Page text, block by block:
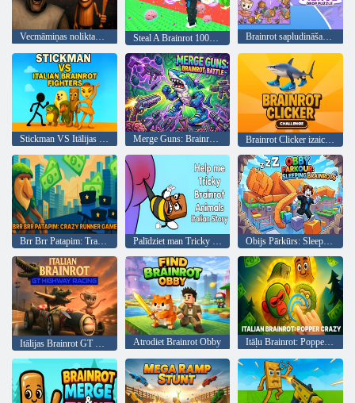
Vecmāmiņas noliktavas terors Steal A Brainrot 100% oriģināls Brainrot sapludināšana: nometiet mīklu
Stickman VS Itālijas Brainrot Fighters Merge Guns: Brainrot Battle Brainrot Clicker izaicinājums
Brr Brr Patapim: Trakā skrējēja spēle Palīdziet man Tricky Brainrot Animals itāļu stāsts Obijs Pārkūrs: Sleeping Brainrots
Atrodiet Brainrot Obby Itāļu Brainrot: Popper Crazy